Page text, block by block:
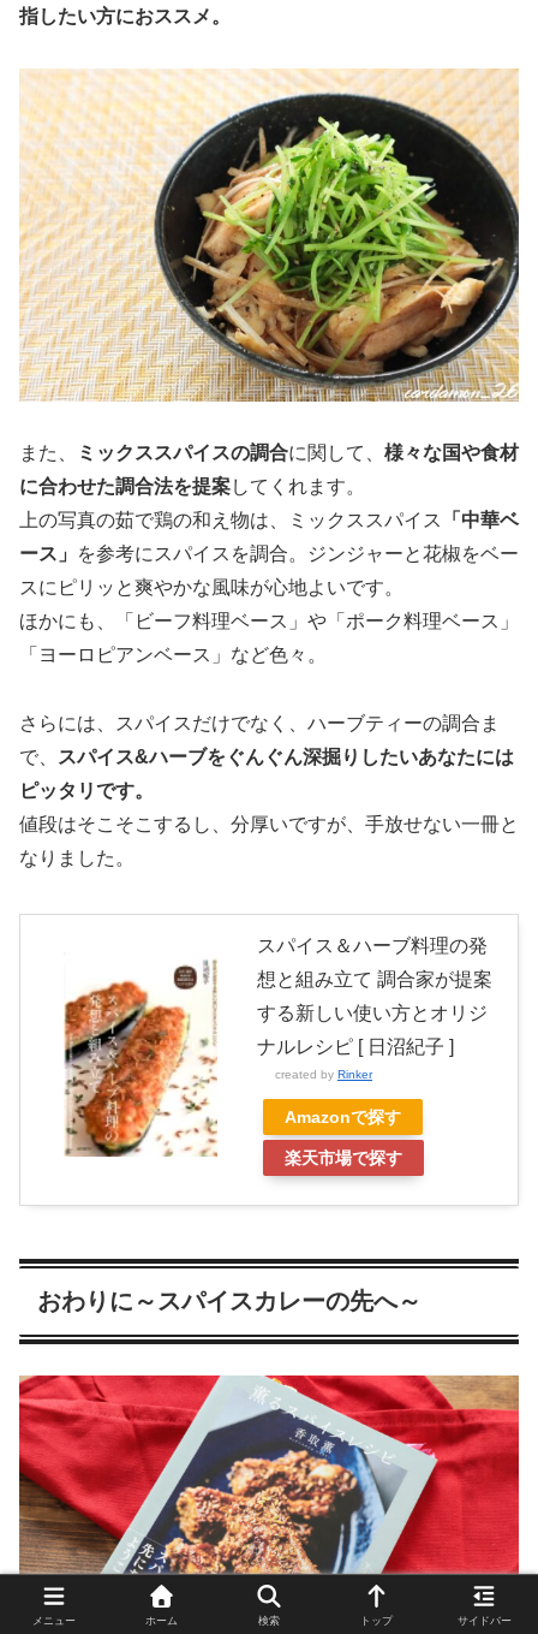
指したい方におススメ。
また、 ミックススパイスの調合に関して、 様々な国や食材
に合わせた調合法を提案してくれます。
上の写真の茹で鶏の和え物は、ミックススパイス
「中華ベ
ース」
を参考にスパイスを調合。ジンジャーと花椒をベー
スにピリッと爽やかな風味が心地よいです。
ほかにも、「ビーフ料理ベース」や「ポーク料理ベース」
「ヨーロピアンベース」など色々。
さらには、スパイスだけでなく、ハーブティーの調合ま
で、
スパイス&ハーブをぐんぐん深掘りしたいあなたには
ピッタリです。
値段はそこそこするし、分厚いですが、手放せない一冊と
なりました。
スパイス＆ハーブ料理の発
想と組み立て 調合家が提案
する新しい使い方とオリジ
ナルレシピ [ 日沼紀子 ]
created by Rinker
Amazonで探す
楽天市場で探す
おわりに～スパイスカレーの先へ～
メニュー ホーム 検索 トップ サイドバー